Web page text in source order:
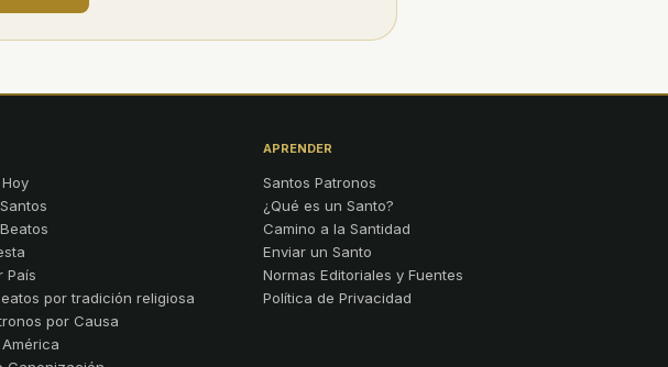
País
por tradición religiosa
por Causa
APRENDER
Santos Patronos
¿Qué es un Santo?
Camino a la Santidad
Enviar un Santo
Normas Editoriales y Fuentes
Política de Privacidad